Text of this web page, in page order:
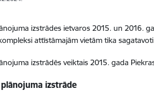
izstrādes ietvaros 2015. un 2016.
attīstāmajām vietām tika
izstrādēs veiktais 2015. gada
izstrāde